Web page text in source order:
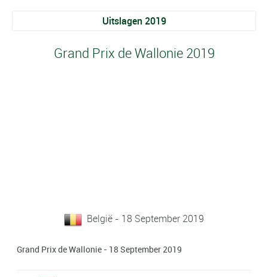
Uitslagen 2019
Grand Prix de Wallonie 2019
België - 18 September 2019
Grand Prix de Wallonie - 18 September 2019